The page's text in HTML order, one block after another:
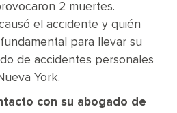
2 muertes.
el accidente y quién
para llevar su
de accidentes personales
York.
con su abogado de